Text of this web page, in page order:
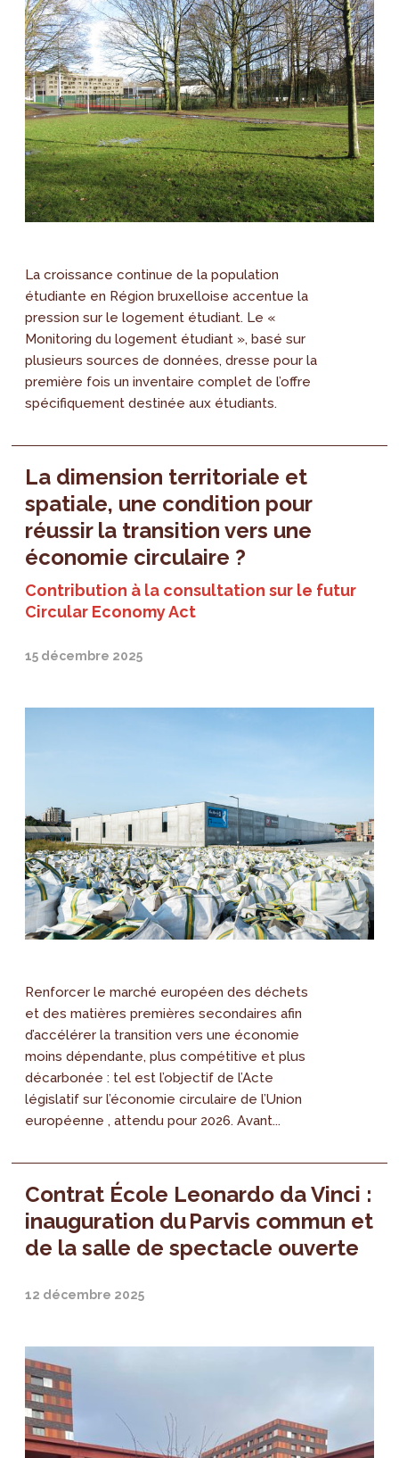
La croissance continue de la population
étudiante en Région bruxelloise accentue la
pression sur le logement étudiant. Le «
Monitoring du logement étudiant », basé sur
plusieurs sources de données, dresse pour la
première fois un inventaire complet de l’offre
spécifiquement destinée aux étudiants.
La dimension territoriale et
spatiale, une condition pour
réussir la transition vers une
économie circulaire ?
Contribution à la consultation sur le futur
Circular Economy Act
15 décembre 2025
Renforcer le marché européen des déchets
et des matières premières secondaires afin
d’accélérer la transition vers une économie
moins dépendante, plus compétitive et plus
décarbonée : tel est l’objectif de l’Acte
législatif sur l’économie circulaire de l’Union
européenne , attendu pour 2026. Avant...
Contrat École Leonardo da Vinci :
inauguration du Parvis commun et
de la salle de spectacle ouverte
12 décembre 2025